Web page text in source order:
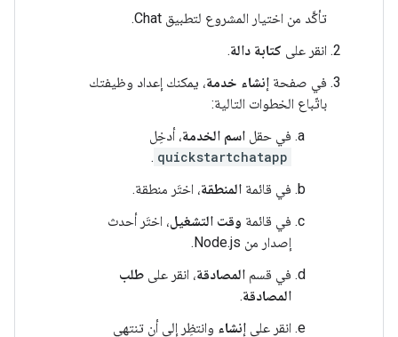
تأكَّد من اختيار المشروع لتطبيق Chat.
انقر على كتابة دالة.
في صفحة إنشاء خدمة، يمكنك إعداد وظيفتك
باتّباع الخطوات التالية:
في حقل اسم الخدمة، أدخِل
quickstartchatapp
.
في قائمة المنطقة، اختَر منطقة.
في قائمة وقت التشغيل، اختَر أحدث
إصدار من Node.js.
في قسم المصادقة، انقر على طلب
المصادقة.
انقر على إنشاء وانتظِر إلى أن تنتهي